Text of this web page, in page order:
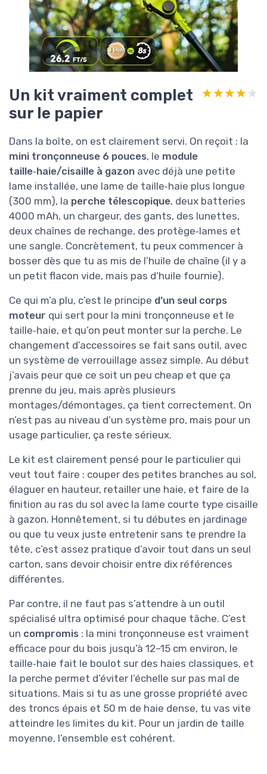
Un kit vraiment complet
sur le papier
★★★★★
★★★★★
Dans la boîte, on est clairement servi. On reçoit : la
mini tronçonneuse 6 pouces, le module
taille‑haie/cisaille à gazon avec déjà une petite
lame installée, une lame de taille‑haie plus longue
(300 mm), la perche télescopique, deux batteries
4000 mAh, un chargeur, des gants, des lunettes,
deux chaînes de rechange, des protège‑lames et
une sangle. Concrètement, tu peux commencer à
bosser dès que tu as mis de l’huile de chaîne (il y a
un petit flacon vide, mais pas d’huile fournie).
Ce qui m’a plu, c’est le principe d’un seul corps
moteur qui sert pour la mini tronçonneuse et le
taille‑haie, et qu’on peut monter sur la perche. Le
changement d’accessoires se fait sans outil, avec
un système de verrouillage assez simple. Au début
j’avais peur que ce soit un peu cheap et que ça
prenne du jeu, mais après plusieurs
montages/démontages, ça tient correctement. On
n’est pas au niveau d’un système pro, mais pour un
usage particulier, ça reste sérieux.
Le kit est clairement pensé pour le particulier qui
veut tout faire : couper des petites branches au sol,
élaguer en hauteur, retailler une haie, et faire de la
finition au ras du sol avec la lame courte type cisaille
à gazon. Honnêtement, si tu débutes en jardinage
ou que tu veux juste entretenir sans te prendre la
tête, c’est assez pratique d’avoir tout dans un seul
carton, sans devoir choisir entre dix références
différentes.
Par contre, il ne faut pas s’attendre à un outil
spécialisé ultra optimisé pour chaque tâche. C’est
un compromis : la mini tronçonneuse est vraiment
efficace pour du bois jusqu’à 12–15 cm environ, le
taille‑haie fait le boulot sur des haies classiques, et
la perche permet d’éviter l’échelle sur pas mal de
situations. Mais si tu as une grosse propriété avec
des troncs épais et 50 m de haie dense, tu vas vite
atteindre les limites du kit. Pour un jardin de taille
moyenne, l’ensemble est cohérent.